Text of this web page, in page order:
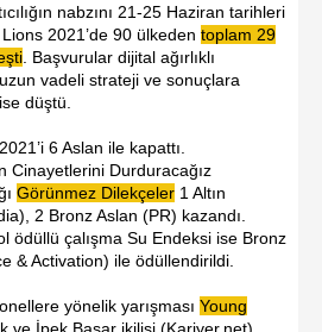
nabzını 21-25 Haziran tarihleri
2021’de 90 ülkeden toplam 29
. Başvurular dijital ağırlıklı
vadeli strateji ve sonuçlara
düştü.
6 Aslan ile kapattı.
Cinayetlerini Durduracağız
Görünmez Dilekçeler 1 Altın
2 Bronz Aslan (PR) kazandı.
ödüllü çalışma Su Endeksi ise Bronz
& Activation) ile ödüllendirildi.
yönelik yarışması Young